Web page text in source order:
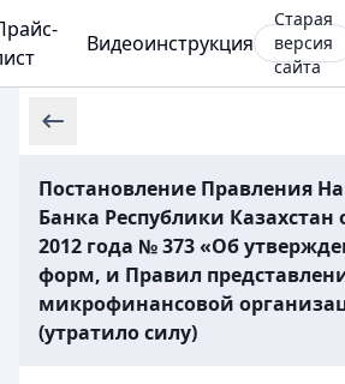
Видеоинструкция
Старая
версия
сайта
Постановление Правления
Банка Республики Казахстан
2012 года № 373 «Об
форм, и Правил
микрофинансовой
(утратило силу)